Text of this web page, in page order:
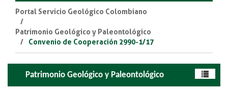
Portal Servicio Geológico Colombiano
Patrimonio Geológico y Paleontológico
Convenio de Cooperación 2990-1/17
Patrimonio Geológico y Paleontológico